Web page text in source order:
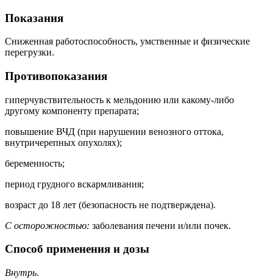
Показания
Сниженная работоспособность, умственные и физические
перегрузки.
Противопоказания
гиперчувствительность к мельдонию или какому-либо
другому компоненту препарата;
повышение ВЧД (при нарушении венозного оттока,
внутричерепных опухолях);
беременность;
период грудного вскармливания;
возраст до 18 лет (безопасность не подтверждена).
С осторожностью: заболевания печени и/или почек.
Способ применения и дозы
Внутрь.